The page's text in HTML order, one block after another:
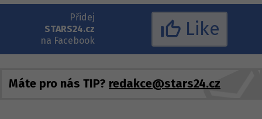
Přidej
STARS24.cz
na Facebook
Like
Máte pro nás TIP? redakce@stars24.cz